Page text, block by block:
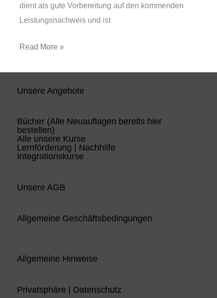
dient als gute Vorbereitung auf den kommenden
Leistungsnachweis und ist
Read More »
Unsere Angebote
Bücher (Alle Neuauflagen bereits hier
bestellen)
Alle unsere Kurse
Lernförderung | Nachhilfe
Integrationskurse
Unsere AGB
Allgemeine Geschäftsbedingungen
Allgemeine Hinweise
Privatsphäre | Datenschutz